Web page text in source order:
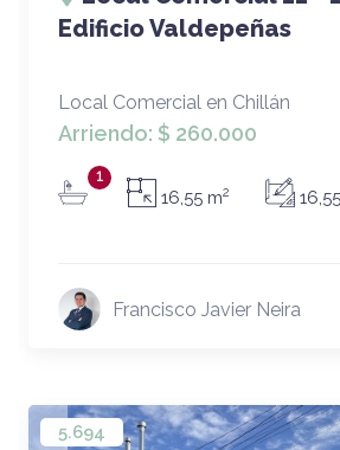
Edificio Valdepeñas
Local Comercial en Chillán
Arriendo: $ 260.000
1
16,55 m2
Francisco Javier Neira
5.694